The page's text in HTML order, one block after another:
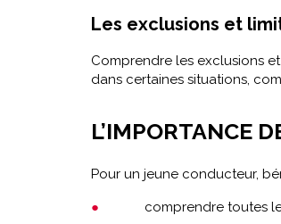
Les exclusions et
Comprendre les exclusions
dans certaines situations,
L’IMPORTANCE
Pour un jeune conducteur,
comprendre toutes